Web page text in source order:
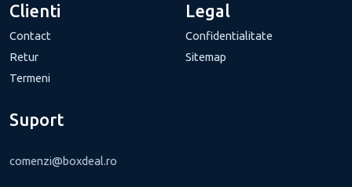
Clienti
Contact
Retur
Termeni
Legal
Confidentialitate
Sitemap
Suport
comenzi@boxdeal.ro